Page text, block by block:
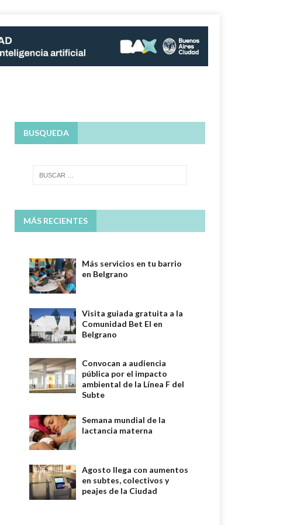
BUSQUEDA
MÁS RECIENTES
Más servicios en tu barrio
en Belgrano
Visita guiada gratuita a la
Comunidad Bet El en
Belgrano
Convocan a audiencia
pública por el impacto
ambiental de la Línea F del
Subte
Semana mundial de la
lactancia materna
Agosto llega con aumentos
en subtes, colectivos y
peajes de la Ciudad